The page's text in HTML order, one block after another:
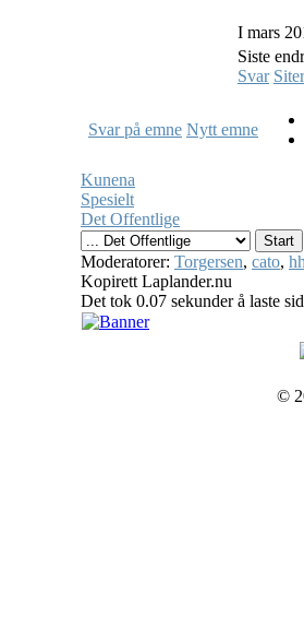
I mars
Siste
Svar Siter
Svar på emne Nytt emne
Kunena
Spesielt
Det Offentlige
Moderatorer: Torgersen, cato,
Kopirett Laplander.nu
Det tok 0.07 sekunder å laste
©